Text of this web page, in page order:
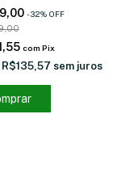
-32% OFF
com Pix
R$135,57 sem juros